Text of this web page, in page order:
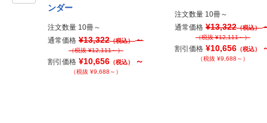
ンダー
注文数量 10冊～
通常価格 ¥13,322（税込）～
（税抜 ¥12,111～）
割引価格 ¥10,656 （税込） ～
（税抜 ¥9,688～）
注文数量 10冊～
通常価格 ¥13,322（税込）
（税抜 ¥12,111～）
割引価格 ¥10,656 （税込）
（税抜 ¥9,688～）